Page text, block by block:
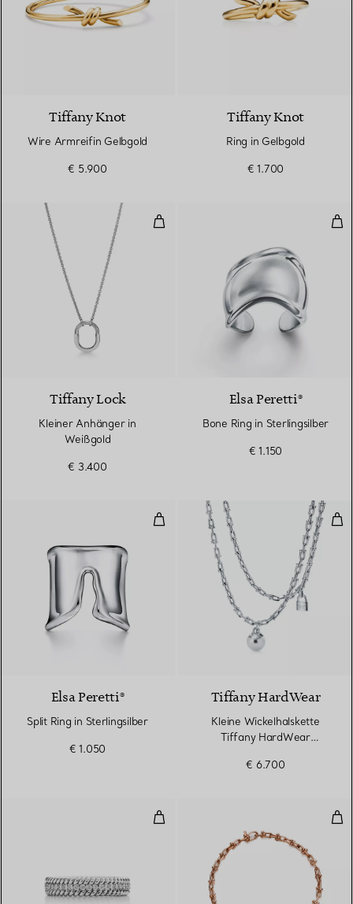
Tiffany Knot
Wire Armreifin Gelbgold
€ 5.900
Tiffany Knot
Ring in Gelbgold
€ 1.700
Kleiner Anhänger in Weißgold
Tiffany Lock
Kleiner Anhänger in
Weißgold
€ 3.400
Elsa Peretti®
Bone Ring in Sterlingsilber
€ 1.150
Split Ring in Sterlingsilber
Elsa Peretti®
Split Ring in Sterlingsilber
€ 1.050
Tiffany HardWear
Kleine Wickelhalskette
Tiffany HardWear
Sterlingsilber
€ 6.700
Zweireihiger Ring in Platin mit